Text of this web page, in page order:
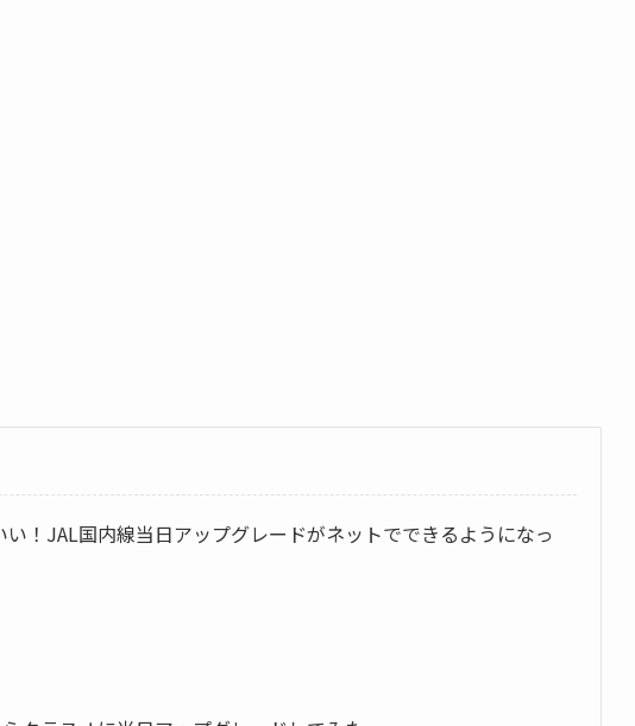
！JAL国内線当日アップグレードがネットでできるようになっ